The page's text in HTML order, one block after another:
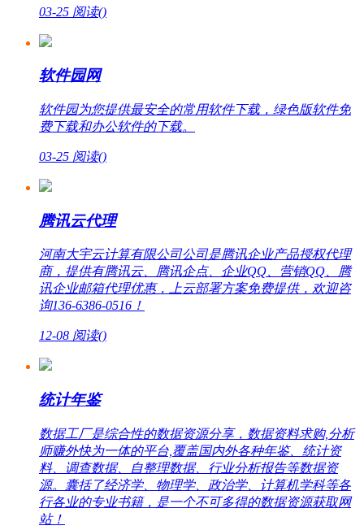
03-25 阅读()
软件园网
软件园为您提供最安全的常用软件下载，绿色版软件免
费下载和办公软件的下载。
03-25 阅读()
腾讯云代理
河南大宇云计算有限公司公司是腾讯企业产品授权代理
商，提供有腾讯云、腾讯企点、企业QQ、营销QQ、腾
讯企业邮箱代理优惠，上云部署方案免费提供，欢迎咨
询136-6386-0516！
12-08 阅读()
统计年鉴
数据工厂是综合性的数据资源分享，数据资料求购,分析
师赚外快为一体的平台,覆盖国内外各种年鉴、统计资
料、调查数据、自整理数据、行业分析报告等数据资
源。囊括了经济学、物理学、政治学、计算机学科等各
行各业的专业书籍，是一个不可多得的数据资源获取网
站！